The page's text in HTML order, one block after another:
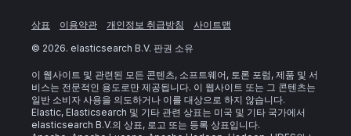
상표 이용약관 개인정보 취급방침
사이트맵
© 2026. elasticsearch B.V. 판권 소유
이 웹사이트 및 관련된 모든 콘텐츠, 소프트웨어, 토론 포럼, 제품 및 서
비스는 전문적인 용도로만 제공됩니다. 이 웹사이트 또는 그 콘텐츠는
일반 소비자 사용을 의도하거나 이를 대상으로 하지 않습니다.
Elastic, Elasticsearch 및 기타 관련 상표는 미국 및 기타 국가에서
elasticsearch B.V.의 상표, 로고 또는 등록 상표입니다.